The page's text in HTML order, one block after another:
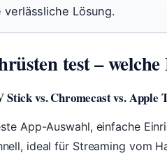
Lösung.
test –
vs. Chromecast vs. Apple
App-Auswahl, einfache
ideal für Streaming vom